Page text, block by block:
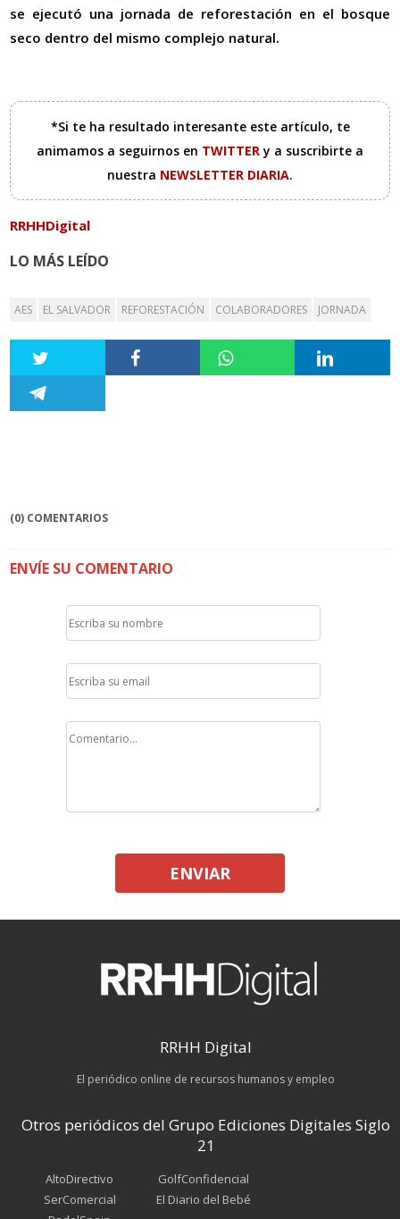
se ejecutó una jornada de reforestación en el bosque
seco dentro del mismo complejo natural.
*Si te ha resultado interesante este artículo, te
animamos a seguirnos en TWITTERy a suscribirte a
nuestra NEWSLETTER DIARIA.
RRHHDigital
LO MÁS LEÍDO
AES EL SALVADOR REFORESTACIÓN COLABORADORES JORNADA
(0) COMENTARIOS
ENVÍE SU COMENTARIO
ENVIAR
RRHH Digital
El periódico online de recursos humanos y empleo
Otros periódicos del Grupo Ediciones Digitales Siglo
21
AltoDirectivo
SerComercial
GolfConfidencial
El Diario del Bebé